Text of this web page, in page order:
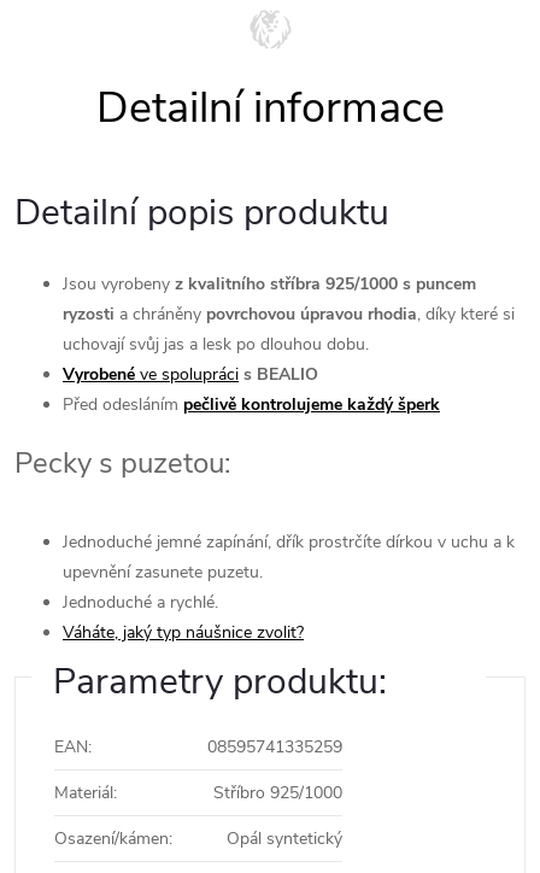
Detailní popis produktu
Jsou vyrobeny z kvalitního stříbra 925/1000 s puncem
ryzosti a chráněny povrchovou úpravou rhodia, díky které si
uchovají svůj jas a lesk po dlouhou dobu.
Vyrobené ve spolupráci s BEALIO
Před odesláním pečlivě kontrolujeme každý šperk
Pecky s puzetou:
Jednoduché jemné zapínání, dřík prostrčíte dírkou v uchu a k
upevnění zasunete puzetu.
Jednoduché a rychlé.
Váháte, jaký typ náušnice zvolit?
Parametry produktu:
EAN:
08595741335259
Materiál:
Stříbro 925/1000
Osazení/kámen: Opál syntetický